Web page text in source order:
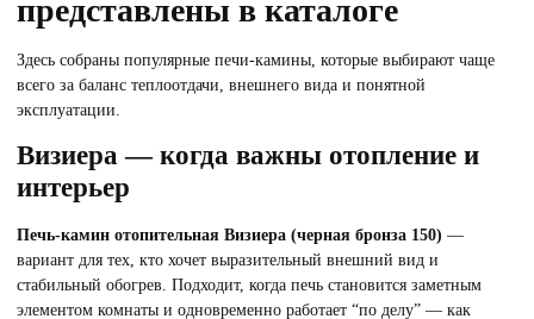
представлены в каталоге
Здесь собраны популярные печи-камины, которые выбирают чаще
всего за баланс теплоотдачи, внешнего вида и понятной
эксплуатации.
Визиера — когда важны отопление и
интерьер
Печь-камин отопительная Визиера (черная бронза 150) —
вариант для тех, кто хочет выразительный внешний вид и
стабильный обогрев. Подходит, когда печь становится заметным
элементом комнаты и одновременно работает “по делу” — как